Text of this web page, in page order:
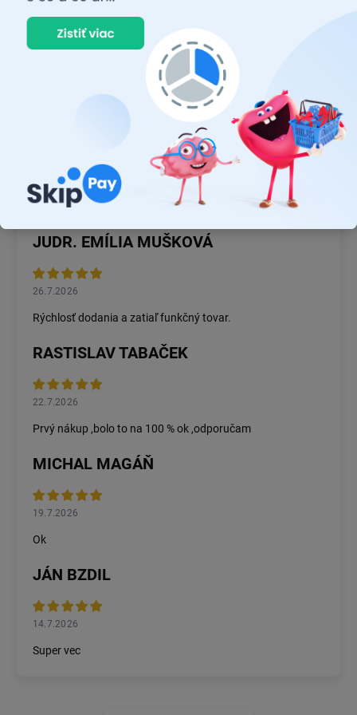
pobočky v mnohých krajinách po celom svete a zamestnáva viac
ako 23 000 ľudí. Firma sa špecializuje na vývoj a výrobu
špičkových osvetľovacích produktov pre spotrebiteľov, priemysel
Osram
tiež investuje do výskumu a
vývoja nových technológií, ktoré majú pomôcť udržateľnému
rozvoju a ochrane životného prostredia.
JUDR. EMÍLIA MUŠKOVÁ
26.7.2026
Rýchlosť dodania a zatiaľ funkčný tovar.
RASTISLAV TABAČEK
22.7.2026
Prvý nákup ,bolo to na 100 % ok ,odporučam
MICHAL MAGÁŇ
19.7.2026
Ok
JÁN BZDIL
14.7.2026
Super vec